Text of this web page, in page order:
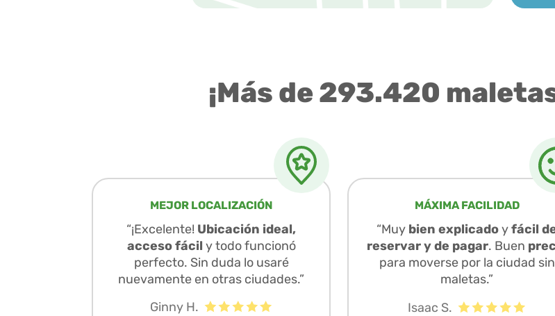
¡Más de 293.420
MEJOR LOCALIZACIÓN
“¡Excelente! Ubicación ideal,
acceso fácil y todo funcionó
perfecto. Sin duda lo usaré
nuevamente en otras ciudades.”
Ginny H.
MÁXIMA FACILIDAD
“Muy bien explicadoyfácil
reservar y de pagar. Buen
para moverse por la ciudad sin
maletas.”
Isaac S.